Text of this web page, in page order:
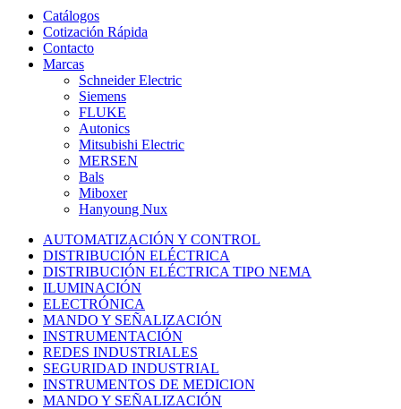
Catálogos
Cotización Rápida
Contacto
Marcas
Schneider Electric
Siemens
FLUKE
Autonics
Mitsubishi Electric
MERSEN
Bals
Miboxer
Hanyoung Nux
AUTOMATIZACIÓN Y CONTROL
DISTRIBUCIÓN ELÉCTRICA
DISTRIBUCIÓN ELÉCTRICA TIPO NEMA
ILUMINACIÓN
ELECTRÓNICA
MANDO Y SEÑALIZACIÓN
INSTRUMENTACIÓN
REDES INDUSTRIALES
SEGURIDAD INDUSTRIAL
INSTRUMENTOS DE MEDICION
MANDO Y SEÑALIZACIÓN